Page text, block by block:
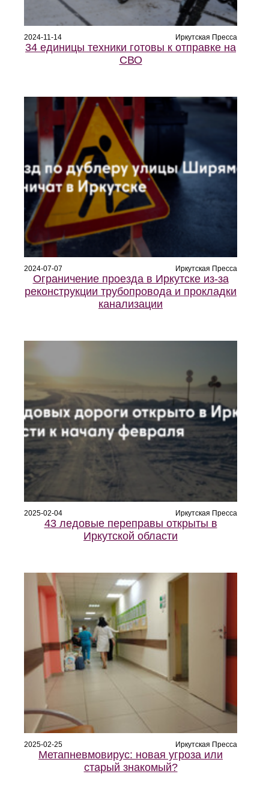
2024-11-14 Иркутская Пресса
34 единицы техники готовы к отправке на
СВО
2024-07-07 Иркутская Пресса
Ограничение проезда в Иркутске из-за
реконструкции трубопровода и прокладки
канализации
2025-02-04 Иркутская Пресса
43 ледовые переправы открыты в
Иркутской области
2025-02-25 Иркутская Пресса
Метапневмовирус: новая угроза или
старый знакомый?